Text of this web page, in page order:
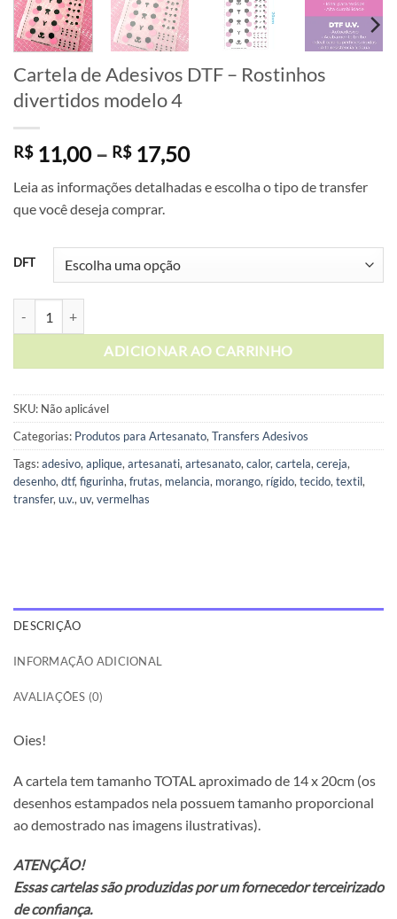
Cartela de Adesivos DTF – Rostinhos
divertidos modelo 4
R$11,00 – R$17,50Faixa
preço:
Leia as informações detalhadas e escolha o tipo de transfer
que você deseja comprar.
DFT
ADICIONAR AO CARRINHO
SKU: Não aplicável
Categorias: Produtos para Artesanato, Transfers Adesivos
Tags:adesivo, aplique, artesanati, artesanato, calor, cartela, cereja,
desenho, dtf, figurinha, frutas, melancia, morango, rígido, tecido, textil,
transfer, u.v., uv, vermelhas
DESCRIÇÃO
INFORMAÇÃO ADICIONAL
AVALIAÇÕES (0)
Oies!
A cartela tem tamanho TOTAL aproximado de 14 x 20cm (os
desenhos estampados nela possuem tamanho proporcional
ao demostrado nas imagens ilustrativas).
ATENÇÃO!
Essas cartelas são produzidas por um fornecedor terceirizado
de confiança.